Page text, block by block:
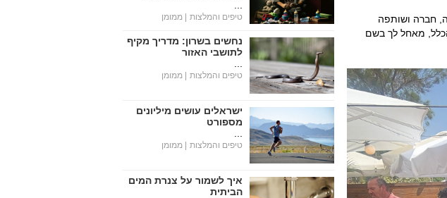
שירי חגואל סיידון שחוגגת היום 50. שירי קולגה, חברה ושותפה
מאחל לך בשם
טיפים והמלצות | ממומן
נחשים בשרון: מדריך מקיף
לתושבי האזור
טיפים והמלצות | ממומן
ישראלים עושים מיליונים
מספורט
טיפים והמלצות | ממומן
איך לשמור על צנרת המים
הביתית